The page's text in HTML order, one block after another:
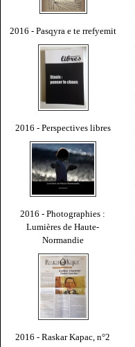
2016 - Pasqyra e te rrefyemit
2016 - Perspectives libres
2016 - Photographies :
Lumières de Haute-
Normandie
2016 - Raskar Kapac, n°2